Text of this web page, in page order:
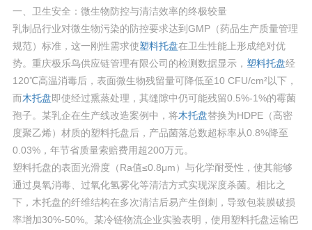
一、卫生安全：微生物防控与清洁效率的终极较量
乳制品行业对微生物污染的防控要求达到GMP（药品生产质量管理
规范）标准，这一刚性需求使塑料托盘在卫生性能上形成绝对优
势。重庆极乐鸟供应链管理有限公司的检测数据显示， 塑料托盘经
120℃高温消毒后，表面微生物残留量可降低至10 CFU/cm²以下，
而木托盘即使经过熏蒸处理，其缝隙中仍可能残留0.5%-1%的霉菌
孢子。某乳企在生产线改造案例中，将木托盘替换为HDPE（高密
度聚乙烯）材质的塑料托盘后，产品菌落总数超标率从0.8%降至
0.03%，年节省质量索赔费用超200万元。
塑料托盘的表面光滑度（Ra值≤0.8μm）与化学耐受性，使其能够
通过臭氧消毒、过氧化氢雾化等清洁方式实现深度杀菌。相比之
下，木托盘的纤维结构在多次清洁后易产生倒刺，导致包装膜破损
率增加30%-50%。某冷链物流企业实验表明，使用塑料托盘运输巴